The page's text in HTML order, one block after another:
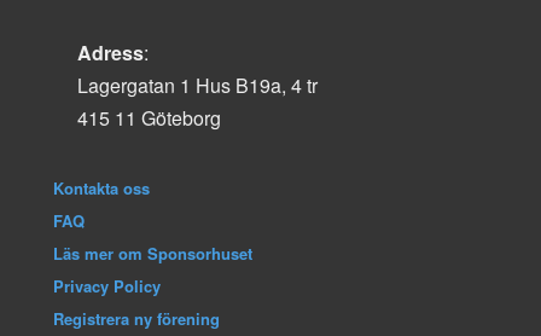
Adress:
Lagergatan 1 Hus B19a, 4 tr
415 11 Göteborg
Kontakta oss
FAQ
Läs mer om Sponsorhuset
Privacy Policy
Registrera ny förening